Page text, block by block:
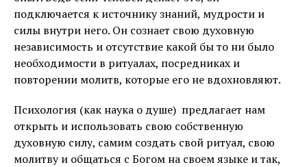
подключается к источнику знаний, мудрости и
силы внутри него. Он сознает свою духовную
независимость и отсутствие какой бы то ни было
необходимости в ритуалах, посредниках и
повторении молитв, которые его не вдохновляют.
Психология (как наука о душе) предлагает нам
открыть и использовать свою собственную
духовную силу, самим создать свой ритуал, свою
молитву и общаться с Богом на своем языке и так,